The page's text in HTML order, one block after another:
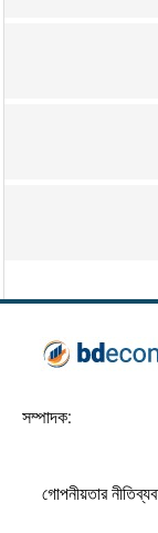
সম্পাদক:
গোপনীয়তার নীতি